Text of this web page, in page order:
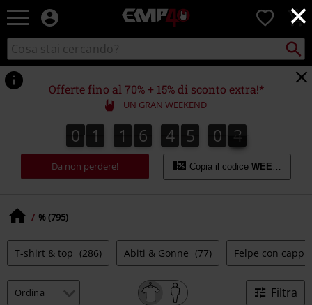
×
EMP
Musica,
Serie
TV
&
Videogame
merch
Abbigliamento
Alternativo
0
Cerca
nel
catalogo
Cerca
Punto
di
ritiro
Offerte fino al 70% + 15% di sconto extra!*
UN GRAN WEEKEND
0
0 1
1 1
1 6
6 4
4 5
5 0
0 3
4
3
5
4
Da non perdere! Copia il codice WEEKEND
% (795)
T-shirt & top (286) Abiti & Gonne (77) Felpe con
Filtra